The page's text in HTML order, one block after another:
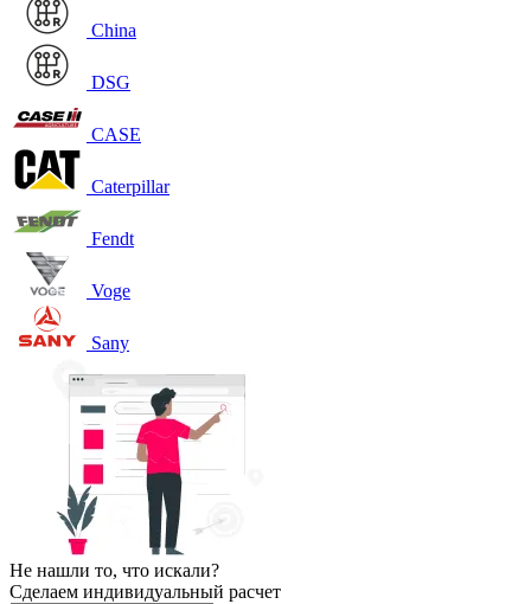
China
DSG
CASE
Caterpillar
Fendt
Voge
Sany
Не нашли то, что искали?
Сделаем индивидуальный расчет